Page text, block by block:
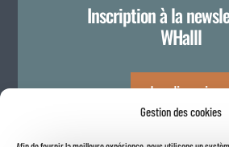
Gestion des cookies
Inscription à la
WHalll
Je m'inscris